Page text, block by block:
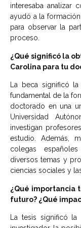
interesaba analizar
ayudó a la
para observar la
proceso.
¿Qué significó la
Carolina para tu
La beca significó
fundamental de la
doctorado en una
Universidad
investigan
estudio. Además,
colegas
diversos temas y
ciencias sociales y
¿Qué importancia
futuro? ¿Qué
La tesis significó